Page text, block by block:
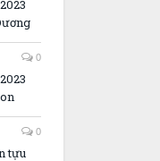
0
0
tựu